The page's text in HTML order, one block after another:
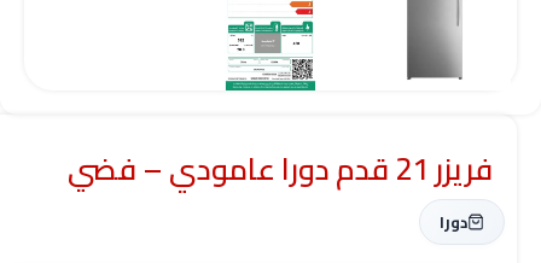
فريزر 21 قدم دورا عامودي – فضي
دورا